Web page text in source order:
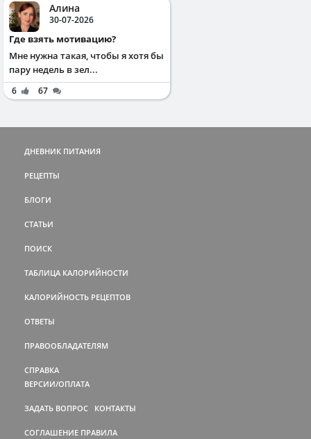
Алина
30-07-2026
Где взять мотивацию?
Мне нужна такая, чтобы я хотя бы
пару недель в зел...
6 67
ДНЕВНИК ПИТАНИЯ
РЕЦЕПТЫ
БЛОГИ
СТАТЬИ
ПОИСК
ТАБЛИЦА КАЛОРИЙНОСТИ
КАЛОРИЙНОСТЬ РЕЦЕПТОВ
ОТВЕТЫ
ПРАВООБЛАДАТЕЛЯМ
СПРАВКА
ВЕРСИИ/ОПЛАТА
ЗАДАТЬ ВОПРОС КОНТАКТЫ
СОГЛАШЕНИЕ ПРАВИЛА